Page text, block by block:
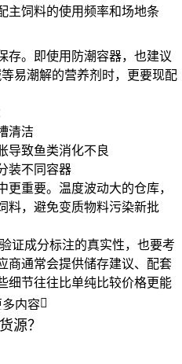
主饲料的使用频率和场地条
存。即使用防潮容器，也建议
易潮解的营养剂时，更要现配
清洁
导致鱼类消化不良
装不同容器
重要。温度波动大的仓库，
料，避免变质物料污染新批
证成分标注的真实性，也要考
商通常会提供储存建议、配套
细节往往比单纯比较价格更能
内容
源？